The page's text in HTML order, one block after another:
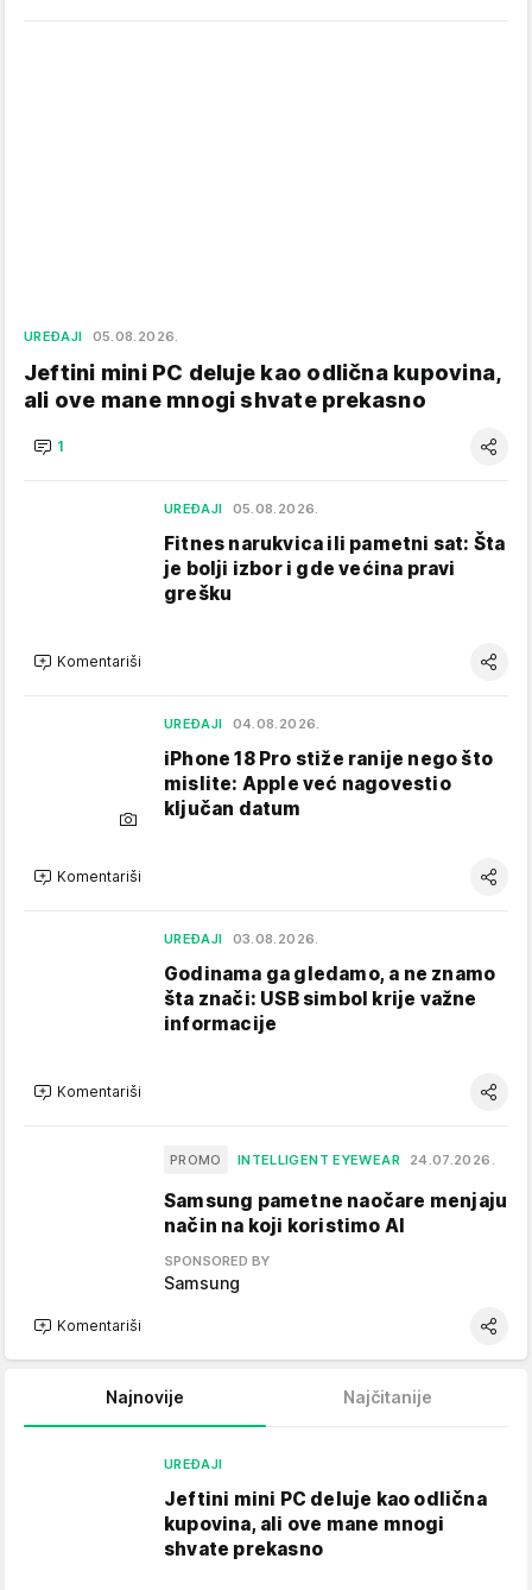
UREĐAJI 05.08.2026.
Jeftini mini PC deluje kao odlična kupovina,
ali ove mane mnogi shvate prekasno
1
UREĐAJI 05.08.2026.
Fitnes narukvica ili pametni sat: Šta
je bolji izbor i gde većina pravi
grešku
Komentariši
UREĐAJI 04.08.2026.
iPhone 18 Pro stiže ranije nego što
mislite: Apple već nagovestio
ključan datum
Komentariši
UREĐAJI 03.08.2026.
Godinama ga gledamo, a ne znamo
šta znači: USB simbol krije važne
informacije
Komentariši
PROMO INTELLIGENT EYEWEAR 24.07.2026.
Samsung pametne naočare menjaju
način na koji koristimo AI
SPONSORED BY
Samsung
Komentariši
Najnovije Najčitanije
UREĐAJI
Jeftini mini PC deluje kao odlična
kupovina, ali ove mane mnogi
shvate prekasno